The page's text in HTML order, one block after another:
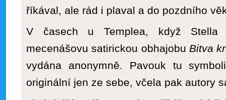
říkával, ale rád i plaval a do pozdního
V časech u Templea, když Stella
mecenášovu satirickou obhajobu Bitva
vydána anonymně. Pavouk tu
originální jen ze sebe, včela pak autory